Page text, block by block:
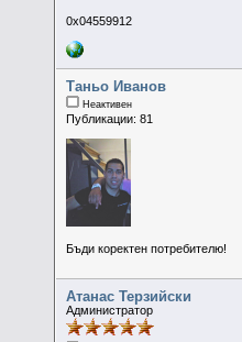
0x04559912
Таньо Иванов
Неактивен
Публикации: 81
Бъди коректен потребителю!
Атанас Терзийски
Администратор